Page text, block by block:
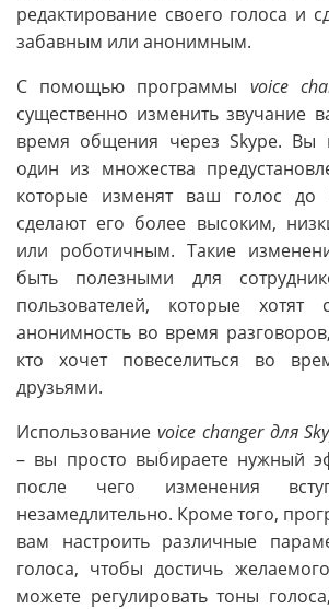
редактирование своего голоса и
забавным или анонимным.
С помощью программы voice
существенно изменить звучание
время общения через Skype. Вы
один из множества
которые изменят ваш голос до
сделают его более высоким,
или роботичным. Такие
быть полезными для
пользователей, которые хотят
анонимность во время
кто хочет повеселиться во
друзьями.
Использование voice changer для
– вы просто выбираете нужный
после чего изменения
незамедлительно. Кроме того,
вам настроить различные
голоса, чтобы достичь
можете регулировать тоны